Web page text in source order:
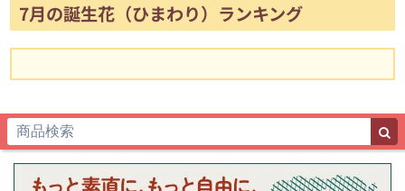
7月の誕生花（ひまわり）ランキング